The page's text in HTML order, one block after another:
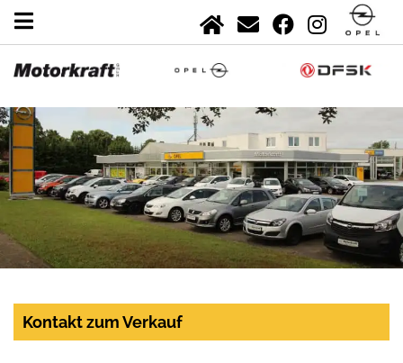
Kontakt zum Verkauf